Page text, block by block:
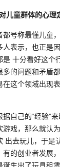
儿童群体的心理
号称最懂儿童
表示，也正是
十分看好这个
的问题和矛盾
这个领域出现
自己的“经验”
戏，那么就认
出去玩儿，于是
的创业者发展